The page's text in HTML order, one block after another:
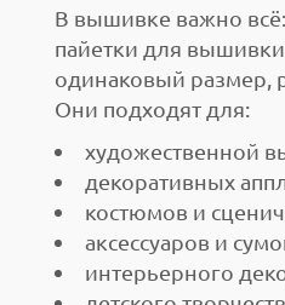
В вышивке важно
пайетки для
одинаковый размер,
Они подходят для:
художественной
декоративных
костюмов и
аксессуаров и
интерьерного